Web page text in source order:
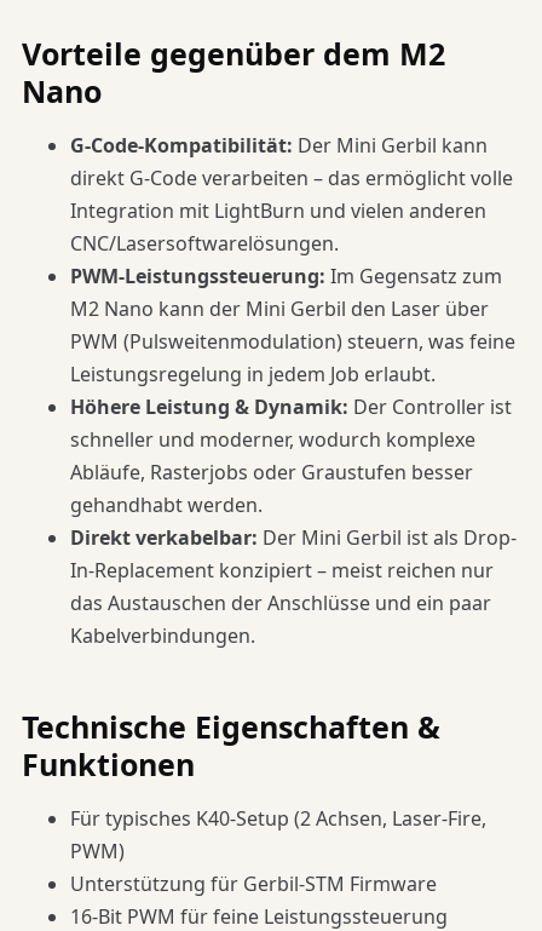
Vorteile gegenüber dem M2
Nano
G-Code-Kompatibilität: Der Mini Gerbil kann
direkt G-Code verarbeiten – das ermöglicht volle
Integration mit LightBurn und vielen anderen
CNC/Lasersoftwarelösungen.
PWM-Leistungssteuerung: Im Gegensatz zum
M2 Nano kann der Mini Gerbil den Laser über
PWM (Pulsweitenmodulation) steuern, was feine
Leistungsregelung in jedem Job erlaubt.
Höhere Leistung & Dynamik: Der Controller ist
schneller und moderner, wodurch komplexe
Abläufe, Rasterjobs oder Graustufen besser
gehandhabt werden.
Direkt verkabelbar: Der Mini Gerbil ist als Drop-
In-Replacement konzipiert – meist reichen nur
das Austauschen der Anschlüsse und ein paar
Kabelverbindungen.
Technische Eigenschaften &
Funktionen
Für typisches K40-Setup (2 Achsen, Laser-Fire,
PWM)
Unterstützung für Gerbil-STM Firmware
16-Bit PWM für feine Leistungssteuerung